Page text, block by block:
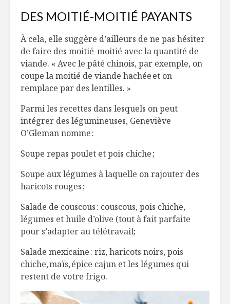
DES MOITIÉ-MOITIÉ PAYANTS
À cela, elle suggère d’ailleurs de ne pas hésiter
de faire des moitié-moitié avec la quantité de
viande. « Avec le pâté chinois, par exemple, on
coupe la moitié de viande hachée et on
remplace par des lentilles. »
Parmi les recettes dans lesquels on peut
intégrer des légumineuses, Geneviève
O’Gleman nomme :
Soupe repas poulet et pois chiche ;
Soupe aux légumes à laquelle on rajouter des
haricots rouges ;
Salade de couscous : couscous, pois chiche,
légumes et huile d’olive (tout à fait parfaite
pour s’adapter au télétravail;
Salade mexicaine : riz, haricots noirs, pois
chiche, maïs, épice cajun et les légumes qui
restent de votre frigo.